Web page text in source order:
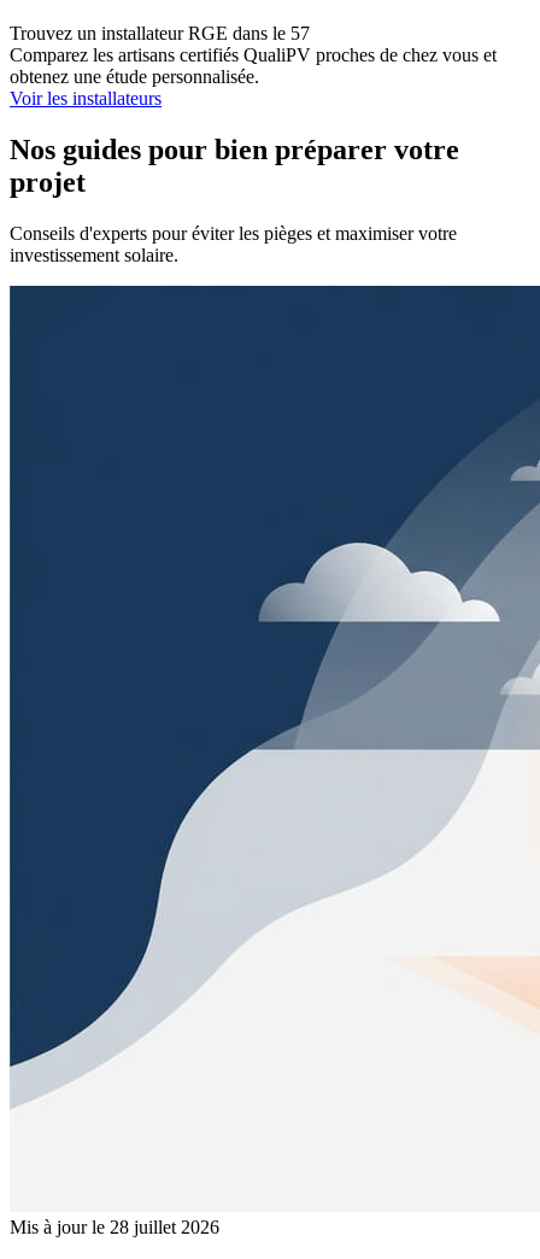
Trouvez un installateur RGE dans le 57
Comparez les artisans certifiés QualiPV proches de chez vous et
obtenez une étude personnalisée.
Voir les installateurs
Nos guides pour bien préparer votre
projet
Conseils d'experts pour éviter les pièges et maximiser votre
investissement solaire.
Mis à jour le 28 juillet 2026